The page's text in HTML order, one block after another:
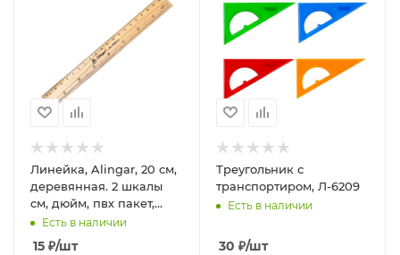
Линейка, Alingar, 20 см,
деревянная. 2 шкалы
см, дюйм, пвх пакет,
AL3695-20
Есть в наличии
15 ₽/шт
Треугольник с
транспортиром, Л-6209
Есть в наличии
30 ₽/шт